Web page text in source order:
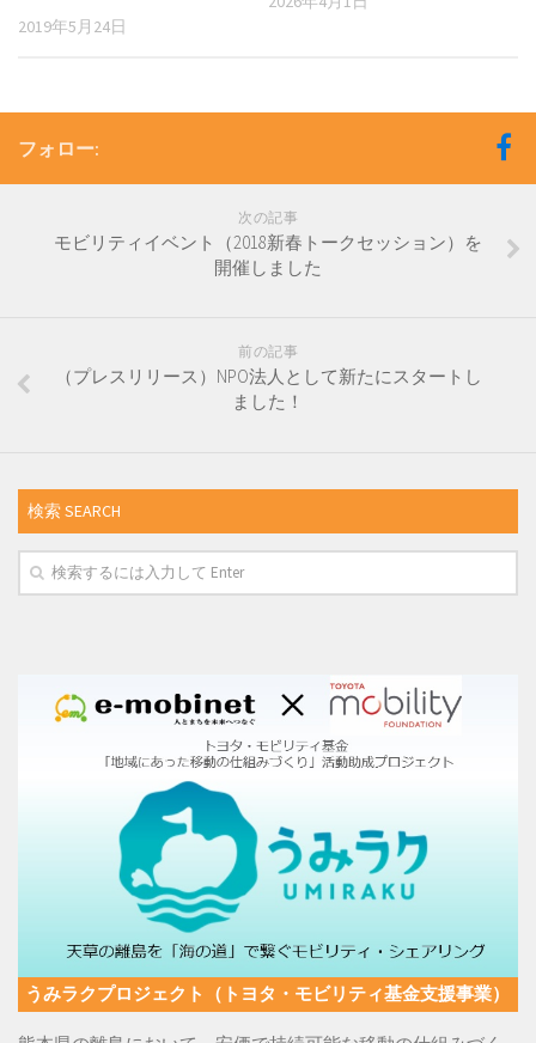
2019年5月24日
フォロー:
次の記事
モビリティイベント（2018新春トークセッション）を
開催しました
前の記事
（プレスリリース）NPO法人として新たにスタートし
ました！
検索 SEARCH
うみラクプロジェクト（トヨタ・モビリティ基金支援事業）